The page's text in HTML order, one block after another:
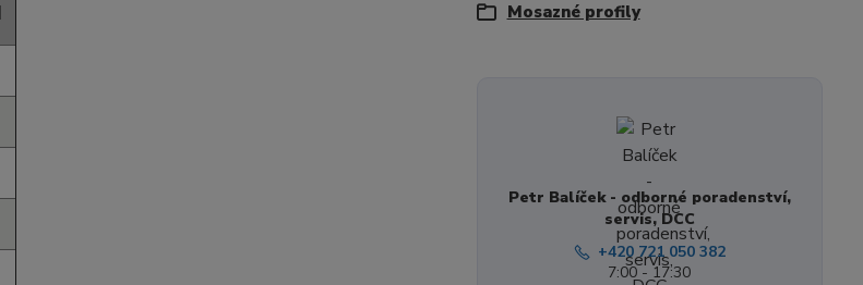
Mosazné profily
Petr Balíček - odborné poradenství,
servis, DCC
+420 721 050 382
7:00 - 17:30